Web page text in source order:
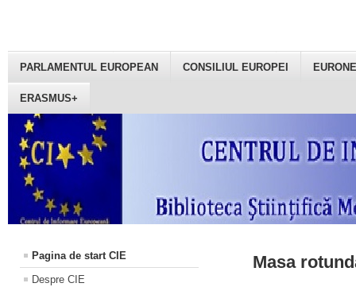
PARLAMENTUL EUROPEAN CONSILIUL EUROPEI
ERASMUS+
Pagina de start CIE
Despre CIE
Masa